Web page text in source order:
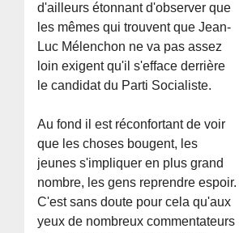
d'ailleurs étonnant d'observer que
les mêmes qui trouvent que Jean-
Luc Mélenchon ne va pas assez
loin exigent qu'il s'efface derrière
le candidat du Parti Socialiste.
Au fond il est réconfortant de voir
que les choses bougent, les
jeunes s'impliquer en plus grand
nombre, les gens reprendre espoir.
C'est sans doute pour cela qu'aux
yeux de nombreux commentateurs